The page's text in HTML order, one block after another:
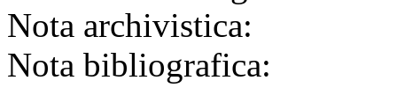
Nota archivistica:
Nota bibliografica: